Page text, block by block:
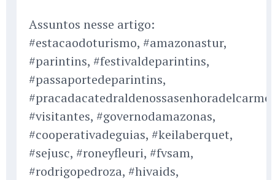
Assuntos nesse artigo:
#estacaodoturismo, #amazonastur,
#parintins, #festivaldeparintins,
#passaportedeparintins,
#pracadacatedraldenossasenhoradelcarmo,
#visitantes, #governodamazonas,
#cooperativadeguias, #keilaberquet,
#sejusc, #roneyfleuri, #fvsam,
#rodrigopedroza, #hivaids,